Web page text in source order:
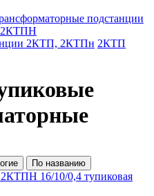
подстанции
2КТПН
2КТП, 2КТПн 2КТП
16/10/0,4 тупиковая